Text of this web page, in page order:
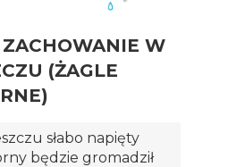
W
(ŻAGLE
słabo napięty
będzie gromadził